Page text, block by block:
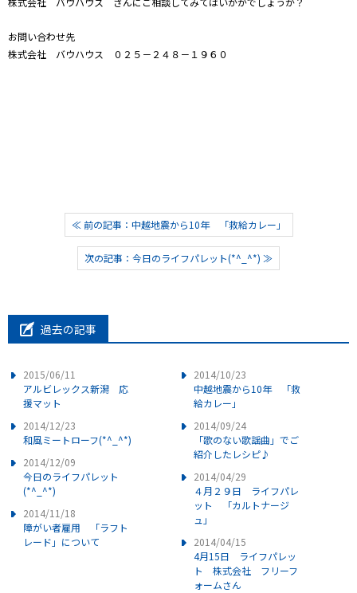
お問い合わせ先
株式会社 バウハウス ０２５－２４８－１９６０
≪ 前の記事：中越地震から10年 「救給カレー」
次の記事：今日のライフパレット(*^_^*) ≫
過去の記事
2015/06/11
アルビレックス新潟 応
援マット
2014/12/23
和風ミートローフ(*^_^*)
2014/12/09
今日のライフパレット
(*^_^*)
2014/11/18
障がい者雇用 「ラフト
レード」について
2014/10/23
中越地震から10年 「救
給カレー」
2014/09/24
「歌のない歌謡曲」でご
紹介したレシピ♪
2014/04/29
４月２９日 ライフパレ
ット 「カルトナージ
ュ」
2014/04/15
4月15日 ライフパレッ
ト 株式会社 フリーフ
ォームさん